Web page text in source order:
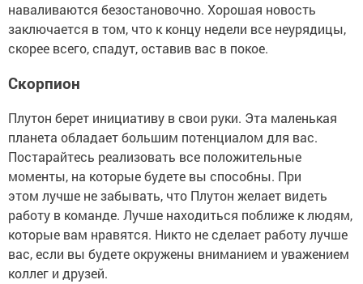
наваливаются безостановочно. Хорошая новость
заключается в том, что к концу недели все неурядицы,
скорее всего, спадут, оставив вас в покое.
Скорпион
Плутон берет инициативу в свои руки. Эта маленькая
планета обладает большим потенциалом для вас.
Постарайтесь реализовать все положительные
моменты, на которые будете вы способны. При
этом лучше не забывать, что Плутон желает видеть
работу в команде. Лучше находиться поближе к людям,
которые вам нравятся. Никто не сделает работу лучше
вас, если вы будете окружены вниманием и уважением
коллег и друзей.